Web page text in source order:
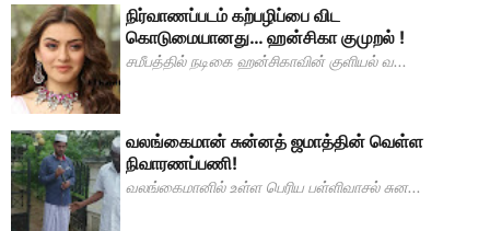
நிர்வாணப்படம் கற்பழிப்பை விட
கொடுமையானது… ஹன்சிகா குமுறல் !
சமீபத்தில் நடிகை ஹன்சிகாவின் குளியல் வ...
வலங்கைமான் சுன்னத் ஜமாத்தின் வெள்ள
நிவாரணப்பணி!
வலங்கைமானில் உள்ள பெரிய பள்ளிவாசல் சுன...